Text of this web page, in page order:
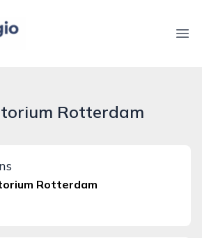
Rotterdam
Rotterdam